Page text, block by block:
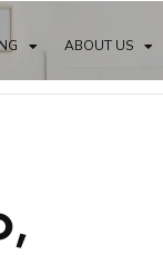
ABOUT US